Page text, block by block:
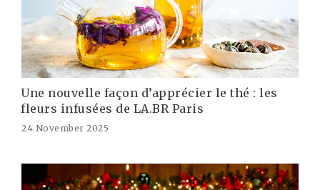
Une nouvelle façon d’apprécier le thé : les
fleurs infusées de LA.BR Paris
24 November 2025